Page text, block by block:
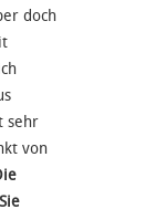
doch
sehr
von